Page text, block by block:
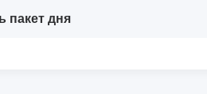
пакет дня